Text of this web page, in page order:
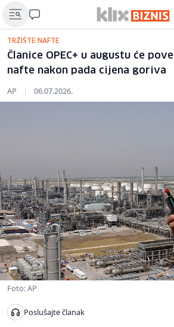
TRŽIŠTE NAFTE
Članice OPEC+ u augustu će
nafte nakon pada cijena goriva
AP | 06.07.2026.
Foto: AP
Poslušajte članak